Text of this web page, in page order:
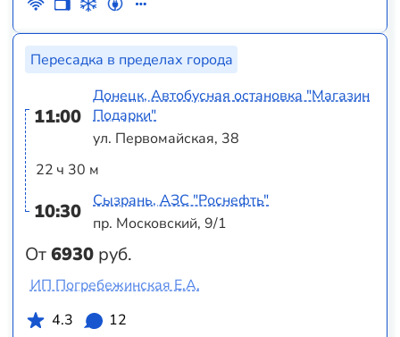
Пересадка в пределах города
11:00
22 ч 30 м
10:30
От6930 руб.
Донецк, Автобусная остановка "Магазин
Подарки"
ул. Первомайская, 38
Сызрань, АЗС "Роснефть"
пр. Московский, 9/1
ИП Погребежинская Е.А.
4.3
12